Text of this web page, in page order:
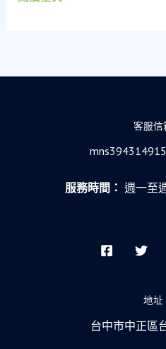
像
風
客服信
服務時間： 週一至
地址
台中市中正區